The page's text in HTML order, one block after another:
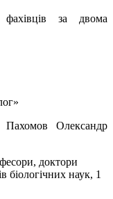
фахівців за двома
Олександр
доктори
біологічних наук, 1